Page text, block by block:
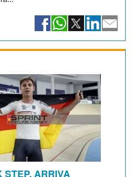
STEP. ARRIVA